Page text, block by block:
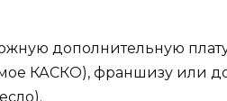
дополнительную плату
КАСКО), франшизу или